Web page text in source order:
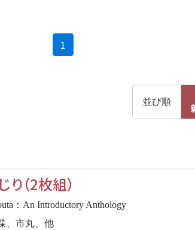
1
並び順
（2枚組）
：An Introductory Anthology
、市丸、他